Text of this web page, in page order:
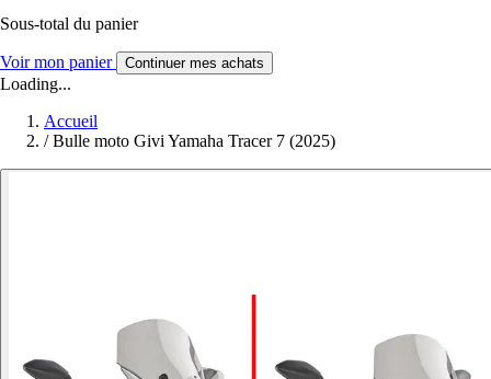
Sous-total du panier
Voir mon panier Continuer mes achats
Loading...
Accueil
/ Bulle moto Givi Yamaha Tracer 7 (2025)